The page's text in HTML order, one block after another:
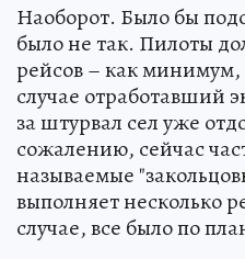
Наоборот. Было бы
было не так. Пилоты
рейсов – как минимум,
случае отработавший
за штурвал сел уже
сожалению, сейчас
называемые
выполняет несколько
случае, все было по